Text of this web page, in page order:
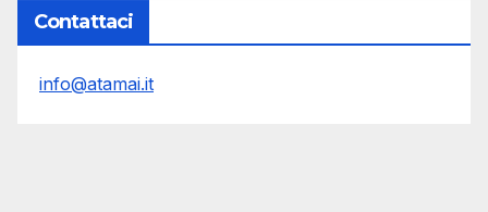
Contattaci
info@atamai.it